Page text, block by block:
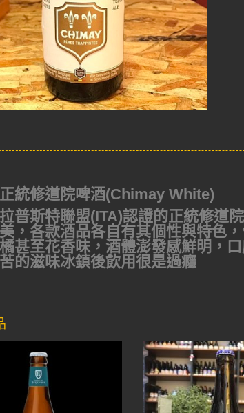
統修道院啤酒(Chimay White)
普斯特聯盟(ITA)認證的正統修道
，各款酒品各自有其個性與特色
甚至花香味，酒體澎發感鮮明，
的滋味冰鎮後飲用很是過癮